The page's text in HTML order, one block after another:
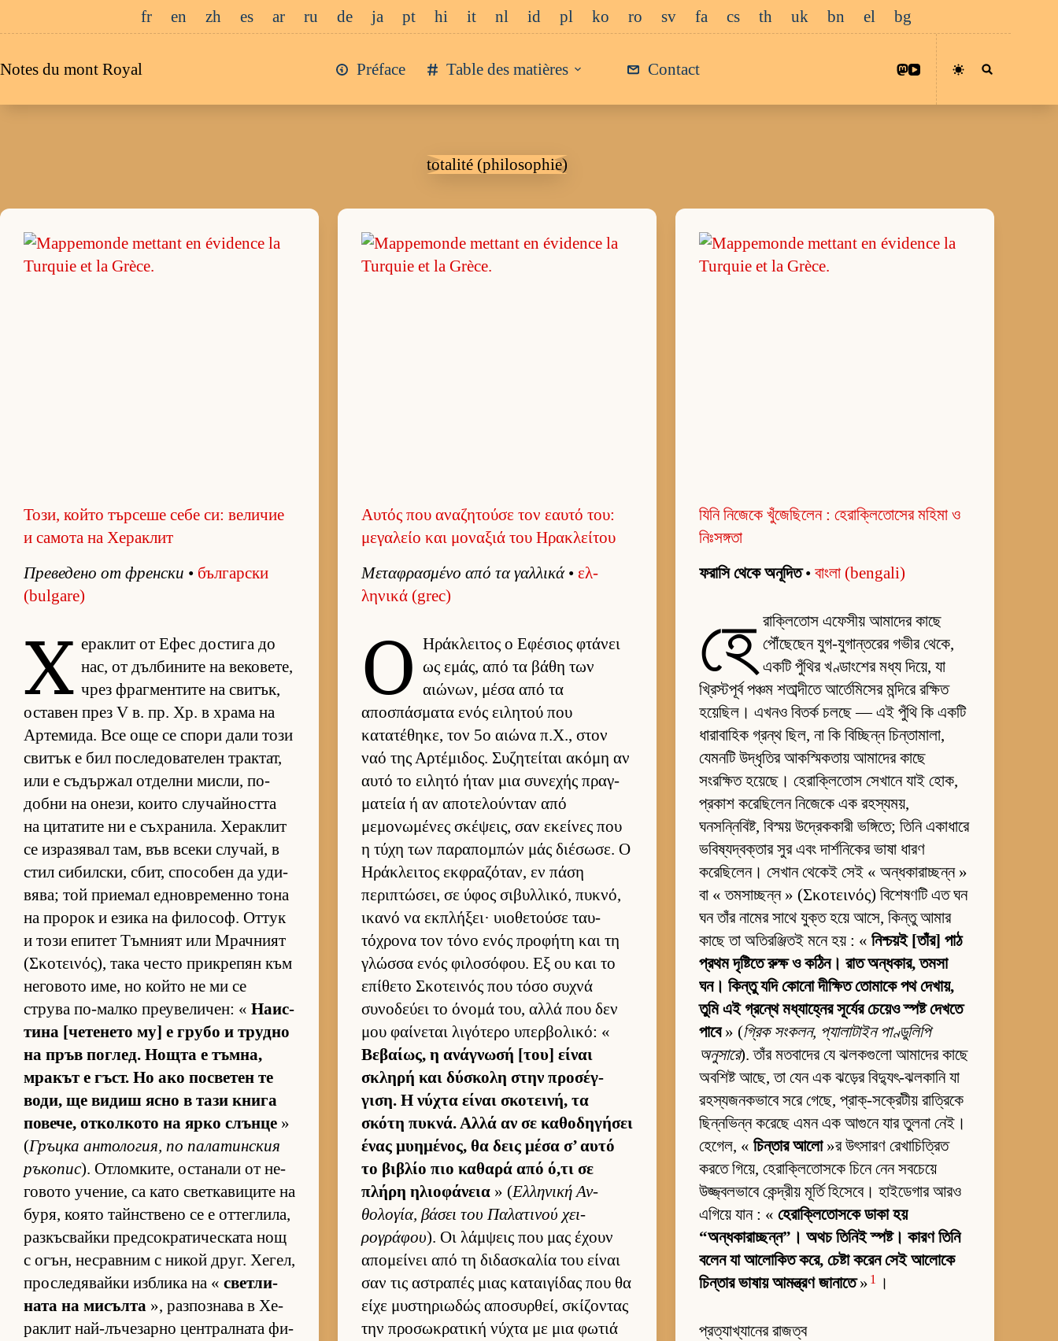
au
fr en zh es ar ru de ja pt hi it nl id pl ko ro sv fa cs th uk bn el bg
Notes du mont Royal Préface Table des matières Contact
totalité (philosophie)
Този, който търсеше себе си: величие
и самота на Хераклит
Пре­ве­дено от френ­ски • бъл­гар­ски
(bulgare)
Х е­рак­лит от Ефес дос­тига до
нас, от дъл­би­ните на ве­ко­ве­те,
чрез фраг­мен­тите на сви­тък,
ос­та­вен през V в. пр. Хр. в храма на
Ар­те­ми­да. Все още се спори дали този
сви­тък е бил пос­ле­до­ва­те­лен трак­тат,
или е съ­дър­жал от­делни мис­ли, по­
добни на оне­зи, ко­ито слу­чай­ността
на ци­та­тите ни е съх­ра­ни­ла. Хе­рак­лит
се из­ра­зя­вал там, във всеки слу­чай, в
стил си­бил­с­ки, сбит, спо­со­бен да уди­
вя­ва; той при­е­мал ед­нов­ре­менно тона
на про­рок и езика на фи­ло­соф. От­тук
и този епи­тет Тъм­ният или Мрач­ният
(Σκοτεινός), така често прик­ре­пян към
не­го­вото име, но който не ми се
струва по-малко пре­у­ве­ли­чен: « На­ис­
тина [че­те­нето му] е грубо и трудно
на пръв пог­лед. Нощта е тъм­на,
мра­кът е гъст. Но ако пос­ве­тен те
во­ди, ще ви­диш ясно в тази книга
по­ве­че, от­кол­кото на ярко слънце »
(Гръцка ан­то­ло­гия, по па­ла­тин­с­кия
ръ­ко­пис). От­лом­ки­те, ос­та­нали от не­
го­вото уче­ние, са като свет­ка­ви­ците на
бу­ря, ко­ято тайн­с­т­вено се е от­тег­ли­ла,
раз­къс­вайки пред­сок­ра­ти­чес­ката нощ
с огън, нес­рав­ним с ни­кой друг. Хе­гел,
прос­ле­дя­вайки из­б­лика на « свет­ли­
ната на ми­сълта », раз­поз­нава в Хе­
рак­лит най-лъ­че­зарно цен­т­рал­ната фи­
Αυτός που αναζητούσε τον εαυτό του:
μεγαλείο και μοναξιά του Ηρακλείτου
Μεταφρασμένο από τα γαλ­λικά•ελ­
ληνικά (grec)
Ο Ηράκλει­τος ο Εφέσιος φτάνει
ως εμάς, από τα βάθη των
αιώνων, μέσα από τα
αποσπάσματα ενός ει­λητού που
κατατέθηκε, τον 5ο αιώνα π.Χ., στον
ναό της Αρ­τέμιδος. Συζητεί­ται ακόμη αν
αυτό το ει­λητό ήταν μια συνεχής πραγ­
ματεία ή αν αποτελού­νταν από
μεμονωμένες σκέψεις, σαν εκεί­νες που
η τύχη των παραπομπών μάς διέσωσε. Ο
Ηράκλει­τος εκ­φραζόταν, εν πάση
περιπτώσει, σε ύφος σιβυλ­λικό, πυκνό,
ικανό να εκ­πλήξει· υιο­θετούσε ταυ­
τόχρονα τον τόνο ενός προφήτη και τη
γλώσσα ενός φιλοσόφου. Εξ ου και το
επίθετο Σκοτει­νός που τόσο συχνά
συνοδεύει το όνομά του, αλλά που δεν
μου φαί­νεται λιγότερο υπερ­βολικό: «
Βεβαί­ως, η ανάγνωσή [του] εί­ναι
σκληρή και δύσκολη στην προσέγ­
γιση. Η νύχτα εί­ναι σκοτει­νή, τα
σκότη πυκνά. Αλλά αν σε καθοδηγήσει
ένας μυημένος, θα δεις μέσα σ’ αυτό
το βιβλίο πιο καθαρά από ό,τι σε
πλήρη ηλιο­φάνεια » (Ελ­ληνική Αν­
θολογία, βάσει του Παλατινού χει­
ρογράφου). Οι λάμ­ψεις που μας έχουν
απομεί­νει από τη διδασκαλία του εί­ναι
σαν τις αστραπές μιας καται­γίδας που θα
είχε μυστηριω­δώς αποσυρ­θεί, σκίζοντας
την προσωκρατική νύχτα με μια φωτιά
যিনি নিজেকে খুঁজেছিলেন : হেরাক্লিতোসের মহিমা ও
নিঃসঙ্গতা
ফরাসি থেকে অনূদিত•বাংলা (bengali)
হে রাক্লিতোস এফেসীয় আমাদের কাছে
পৌঁছেছেন যুগ-যুগান্তরের গভীর থেকে,
একটি পুঁথির খণ্ডাংশের মধ্য দিয়ে, যা
খ্রিস্টপূর্ব পঞ্চম শতাব্দীতে আর্তেমিসের মন্দিরে রক্ষিত
হয়েছিল। এখনও বিতর্ক চলছে — এই পুঁথি কি একটি
ধারাবাহিক গ্রন্থ ছিল, না কি বিচ্ছিন্ন চিন্তামালা,
যেমনটি উদ্ধৃতির আকস্মিকতায় আমাদের কাছে
সংরক্ষিত হয়েছে। হেরাক্লিতোস সেখানে যাই হোক,
প্রকাশ করেছিলেন নিজেকে এক রহস্যময়,
ঘনসন্নিবিষ্ট, বিস্ময় উদ্রেককারী ভঙ্গিতে; তিনি একাধারে
ভবিষ্যদ্বক্তার সুর এবং দার্শনিকের ভাষা ধারণ
করেছিলেন। সেখান থেকেই সেই « অন্ধকারাচ্ছন্ন »
বা « তমসাচ্ছন্ন » (Σκοτεινός) বিশেষণটি এত ঘন
ঘন তাঁর নামের সাথে যুক্ত হয়ে আসে, কিন্তু আমার
কাছে তা অতিরঞ্জিতই মনে হয় : «নিশ্চয়ই [তাঁর] পাঠ
প্রথম দৃষ্টিতে রুক্ষ ও কঠিন। রাত অন্ধকার, তমসা
ঘন। কিন্তু যদি কোনো দীক্ষিত তোমাকে পথ দেখায়,
তুমি এই গ্রন্থে মধ্যাহ্নের সূর্যের চেয়েও স্পষ্ট দেখতে
পাবে» (গ্রিক সংকলন, প্যালাটাইন পাণ্ডুলিপি
অনুসারে). তাঁর মতবাদের যে ঝলকগুলো আমাদের কাছে
অবশিষ্ট আছে, তা যেন এক ঝড়ের বিদ্যুৎ-ঝলকানি যা
রহস্যজনকভাবে সরে গেছে, প্রাক্-সক্রেটীয় রাত্রিকে
ছিন্নভিন্ন করেছে এমন এক আগুনে যার তুলনা নেই।
হেগেল, «চিন্তার আলো»র উৎসারণ রেখাচিত্রিত
করতে গিয়ে, হেরাক্লিতোসকে চিনে নেন সবচেয়ে
উজ্জ্বলভাবে কেন্দ্রীয় মূর্তি হিসেবে। হাইডেগার আরও
এগিয়ে যান : «হেরাক্লিতোসকে ডাকা হয়
“অন্ধকারাচ্ছন্ন”। অথচ তিনিই স্পষ্ট। কারণ তিনি
বলেন যা আলোকিত করে, চেষ্টা করেন সেই আলোকে
চিন্তার ভাষায় আমন্ত্রণ জানাতে» 1 ।
প্রত্যাখ্যানের রাজত্ব